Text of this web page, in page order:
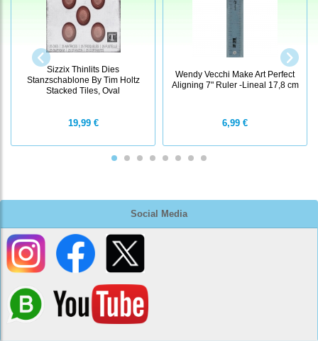
Social Media
Sizzix Thinlits Dies
Stanzschablone By Tim Holtz
Stacked Tiles, Oval
19,99 €
Wendy Vecchi Make Art Perfect
Aligning 7" Ruler -Lineal 17,8 cm
6,99 €